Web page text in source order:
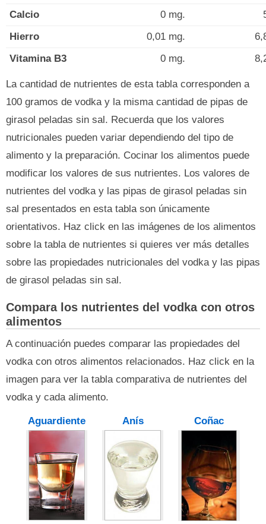
Calcio
0 mg.
Hierro
0,01 mg.
Vitamina B3
0 mg.
La cantidad de nutrientes de esta tabla corresponden a
100 gramos de vodka y la misma cantidad de pipas de
girasol peladas sin sal. Recuerda que los valores
nutricionales pueden variar dependiendo del tipo de
alimento y la preparación. Cocinar los alimentos puede
modificar los valores de sus nutrientes. Los valores de
nutrientes del vodka y las pipas de girasol peladas sin
sal presentados en esta tabla son únicamente
orientativos. Haz click en las imágenes de los alimentos
sobre la tabla de nutrientes si quieres ver más detalles
sobre las propiedades nutricionales del vodka y las pipas
de girasol peladas sin sal.
Compara los nutrientes del vodka con otros
alimentos
A continuación puedes comparar las propiedades del
vodka con otros alimentos relacionados. Haz click en la
imagen para ver la tabla comparativa de nutrientes del
vodka y cada alimento.
Aguardiente Anís Coñac